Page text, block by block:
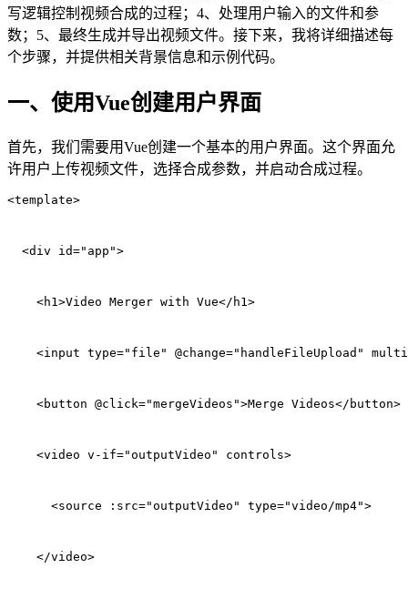
写逻辑控制视频合成的过程；4、处理用户输入的文件和参
数；5、最终生成并导出视频文件。接下来，我将详细描述每
个步骤，并提供相关背景信息和示例代码。
一、使用Vue创建用户界面
首先，我们需要用Vue创建一个基本的用户界面。这个界面允
许用户上传视频文件，选择合成参数，并启动合成过程。
<template>
  <div id="app">
    <h1>Video Merger with Vue</h1>
<input type="file" @change="handleFileUpload"
    <button @click="mergeVideos">Merge Videos</button>
    <video v-if="outputVideo" controls>
      <source :src="outputVideo" type="video/mp4">
    </video>